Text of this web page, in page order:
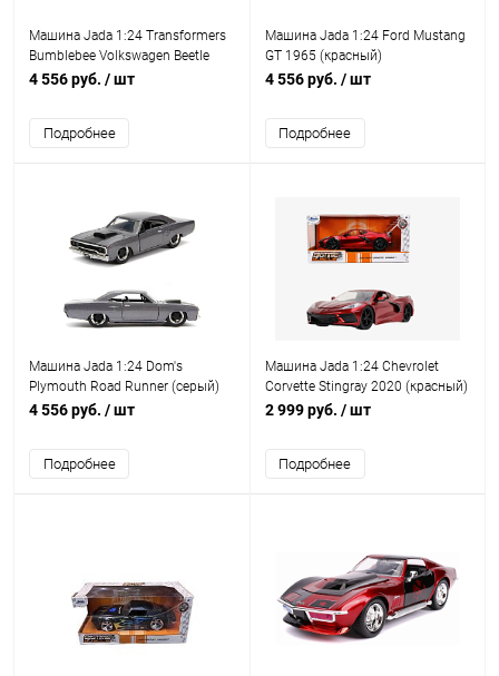
Машина Jada 1:24 Transformers
Bumblebee Volkswagen Beetle
(желтый)
4 556 руб. / шт
Подробнее
Машина Jada 1:24 Ford Mustang
GT 1965 (красный)
4 556 руб. / шт
Подробнее
Машина Jada 1:24 Dom's
Plymouth Road Runner (серый)
4 556 руб. / шт
Подробнее
Машина Jada 1:24 Chevrolet
Corvette Stingray 2020 (красный)
IQchina
2 999 руб. / шт
Подробнее